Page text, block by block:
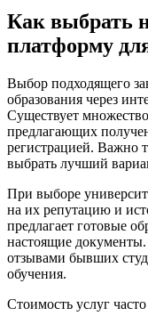
Как выбрать
платформу
Выбор подходящего
образования через
Существует
предлагающих
регистрацией. Важно
выбрать лучший
При выборе
на их репутацию и
предлагает готовые
настоящие
отзывами бывших
обучения.
Стоимость услуг